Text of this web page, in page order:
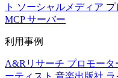
ト ソーシャルメディア プ
MCP サーバー
利用事例
A&Rリサーチ プロモータ
ーティスト 音楽出版社 ラ